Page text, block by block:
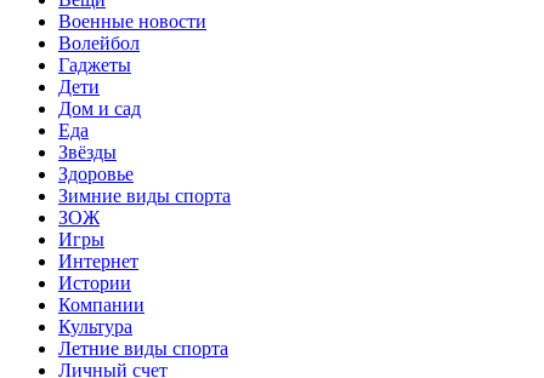
Военные новости
Волейбол
Гаджеты
Дети
Дом и сад
Еда
Звёзды
Здоровье
Зимние виды спорта
ЗОЖ
Игры
Интернет
Истории
Компании
Культура
Летние виды спорта
Личный счет